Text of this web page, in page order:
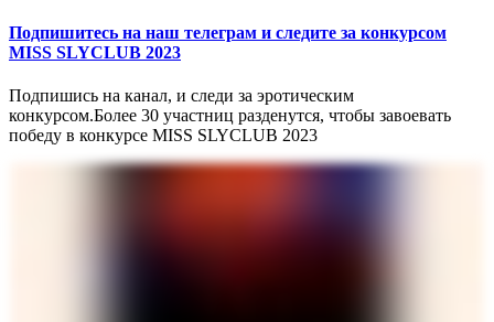
Подпишитесь на наш телеграм и следите за конкурсом
MISS SLYCLUB 2023
Подпишись на канал, и следи за эротическим
конкурсом.Более 30 участниц разденутся, чтобы завоевать
победу в конкурсе MISS SLYCLUB 2023